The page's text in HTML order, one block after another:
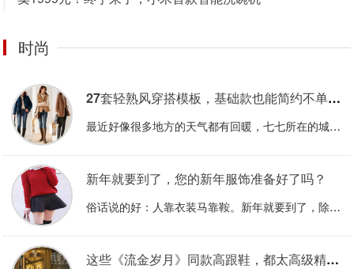
时尚
27套轻熟风穿搭模板，基础款也能简约不单调，冬
最近好像很多地方的天气都有回暖，七七所在的城市最近一周也都有暖暖的太阳，天气暖起来感觉心情...
新年就要到了，您的新年服饰准备好了吗？
俗话说的好：人靠衣装马靠鞍。新年就要到了，除旧迎新是我们现在关心的话题。当然，衣服也是需要...
这些《流金岁月》同款高跟鞋，都太高级精致了